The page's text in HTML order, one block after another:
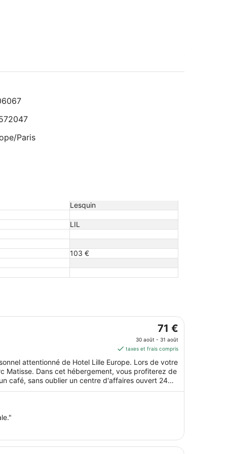
Paris
Lesquin
LIL
103 €
Le
prix
est
par
nuit
71 €
30 août - 31 août
taxes et frais compris
attentionné de Hotel Lille Europe. Lors de votre
Matisse. Dans cet hébergement, vous profiterez de
café, sans oublier un centre d'affaires ouvert 24
chouchouter les boules de tous poils,